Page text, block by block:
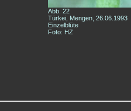
Abb. 22
Türkei, Mengen, 26.06.1993
Einzelblüte
Foto: HZ